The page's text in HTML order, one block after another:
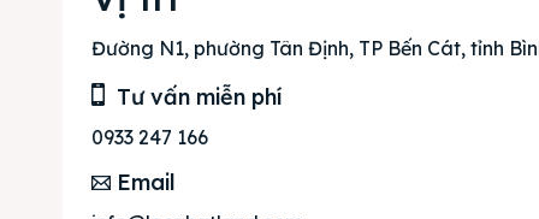
Cho
Đường N1, phường Tân Định, TP Bến Cát, tỉnh
Tư vấn miễn phí
0933 247 166
Email